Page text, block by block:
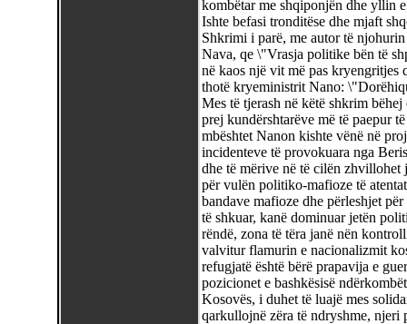
kombëtar me shqiponjën dhe yllin
Ishte befasi tronditëse dhe mjaft
Shkrimi i parë, me autor të
Nava, qe \"Vrasja politike bën të
në kaos një vit më pas
thotë kryeministrit Nano:
Mes të tjerash në këtë shkrim
prej kundërshtarëve më të paepur
mbështet Nanon kishte vënë në
incidenteve të provokuara nga
dhe të mërive në të cilën
për vulën politiko-mafioze të
bandave mafioze dhe përleshjet
të shkuar, kanë dominuar jetën
rëndë, zona të tëra janë nën
valvitur flamurin e nacionalizmit
refugjatë është bërë prapavija e
pozicionet e bashkësisë
Kosovës, i duhet të luajë mes
qarkullojnë zëra të ndryshme, njeri